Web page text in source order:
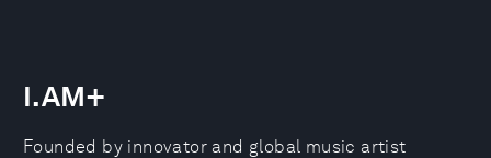
I.AM+
Founded by innovator and global music artist